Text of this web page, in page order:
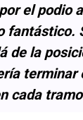
el podio
fantástico.
de la
terminar
cada